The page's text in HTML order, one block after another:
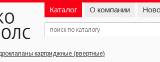
Каталог О компании
картриджные (ввертные)